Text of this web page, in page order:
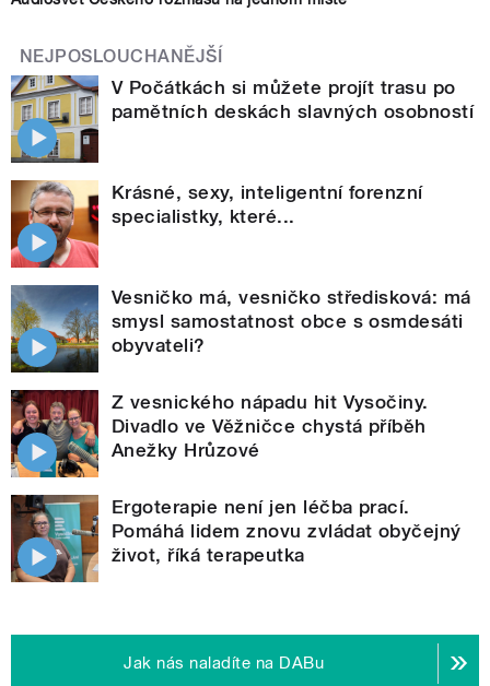
NEJPOSLOUCHANĚJŠÍ
V Počátkách si můžete projít trasu po
pamětních deskách slavných osobností
Krásné, sexy, inteligentní forenzní
specialistky, které...
Vesničko má, vesničko středisková: má
smysl samostatnost obce s osmdesáti
obyvateli?
Z vesnického nápadu hit Vysočiny.
Divadlo ve Věžničce chystá příběh
Anežky Hrůzové
Ergoterapie není jen léčba prací.
Pomáhá lidem znovu zvládat obyčejný
život, říká terapeutka
Jak nás naladíte na DABu